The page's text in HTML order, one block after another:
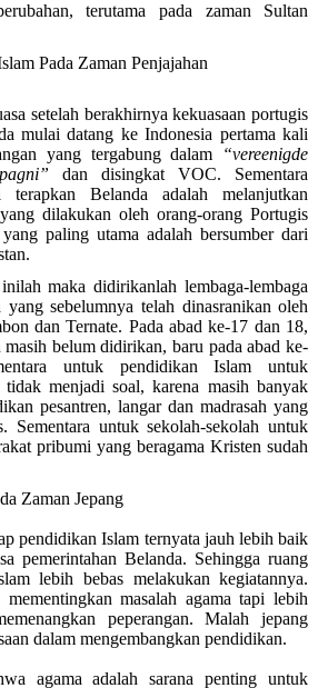
terutama pada zaman Sultan
Pada Zaman Penjajahan
setelah berakhirnya kekuasaan portugis
mulai datang ke Indonesia pertama kali
yang tergabung dalam
“vereenigde
dan disingkat VOC. Sementara
Belanda adalah melanjutkan
dilakukan oleh orang-orang Portugis
paling utama adalah bersumber dari
maka didirikanlah lembaga-lembaga
yang sebelumnya telah dinasranikan oleh
dan Ternate. Pada abad ke-17 dan 18,
belum didirikan, baru pada abad ke-
untuk pendidikan Islam untuk
tidak menjadi soal, karena masih banyak
pesantren, langar dan madrasah yang
Sementara untuk sekolah-sekolah untuk
pribumi yang beragama Kristen sudah
Zaman Jepang
pendidikan Islam ternyata jauh lebih baik
pemerintahan Belanda. Sehingga ruang
lebih bebas melakukan kegiatannya.
masalah agama tapi lebih
peperangan. Malah jepang
dalam mengembangkan pendidikan.
agama adalah sarana penting untuk